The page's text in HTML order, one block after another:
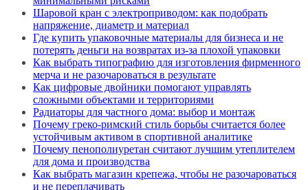
Шаровой кран с электроприводом: как подобрать
напряжение, диаметр и материал
Где купить упаковочные материалы для бизнеса и не
потерять деньги на возвратах из-за плохой упаковки
Как выбрать типографию для изготовления фирменного
мерча и не разочароваться в результате
Как цифровые двойники помогают управлять
сложными объектами и территориями
Радиаторы для частного дома: выбор и монтаж
Почему греко-римский стиль борьбы считается более
устойчивым активом в спортивной аналитике
Почему пенополиуретан считают лучшим утеплителем
для дома и производства
Как выбрать магазин крепежа, чтобы не разочароваться
и не переплачивать